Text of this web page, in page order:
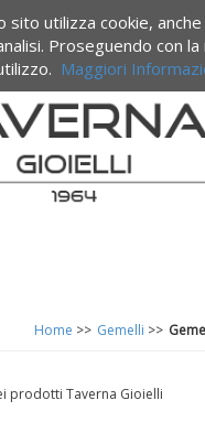
Gemelli >>
Home >>
prodotti Taverna Gioielli
sito utilizza cookie,
Proseguendo con la
Maggiori